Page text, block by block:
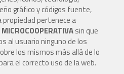
gráfico y códigos fuente,
pertenece a
sin que
al usuario ninguno de los
los mismos más allá de lo
el correcto uso de la web.